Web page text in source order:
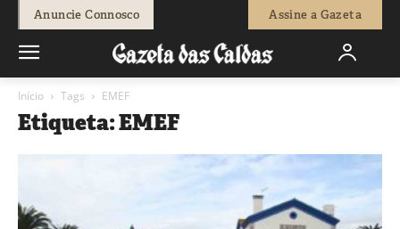
Anuncie Connosco Assine a Gazeta
Início Tags EMEF
Etiqueta: EMEF